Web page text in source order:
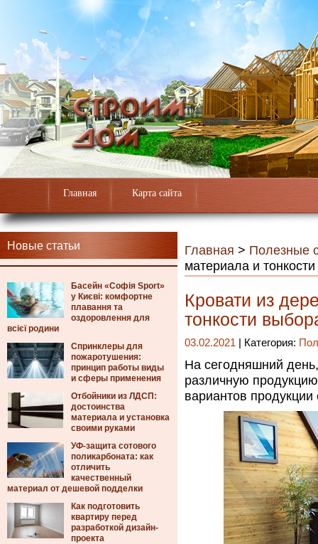
Главная Карта сайта
Новые статьи
Басейн «Софія Sport»
у Києві: комфортне
плавання та
оздоровлення для
всієї родини
Спринклеры для
пожаротушения:
принцип работы виды
и сферы применения
Отбойники из ЛДСП:
достоинства
материала и установка
своими руками
УФ-защита сотового
поликарбоната: как
отличить
качественный
материал от дешевой подделки
Как подготовить
квартиру перед
разработкой дизайн-
проекта
Главная > Полезные
материала и
Кровати из
тонкости
03.02.2021 | Категория:
На сегодняшний
различную
вариантов